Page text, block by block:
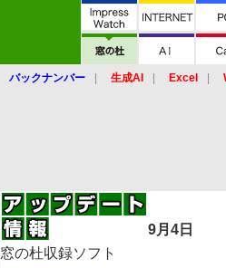
バックナンバー 生成AI Excel
9月4日
窓の杜収録ソフト